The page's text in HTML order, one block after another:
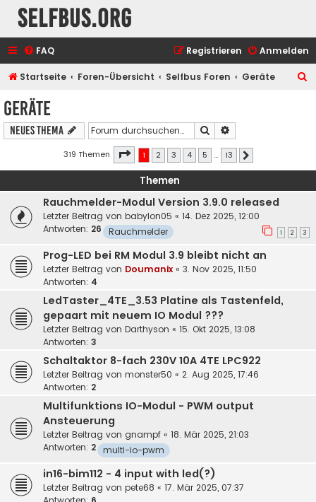
selfbus.org
FAQ Anmelden
Registrieren
Startseite Foren-Übersicht Selfbus Foren Geräte
Geräte
Neues Thema Suche
319 Themen Seite von13
1 2 3 4 5 … 13
Themen
Rauchmelder-Modul Version 3.9.0 released
Letzter Beitrag von babylon05 « 14. Dez 2025, 12:00
Antworten: 26 1 2 3
Rauchmelder
Prog-LED bei RM Modul 3.9 bleibt nicht an
Letzter Beitrag von Doumanix « 3. Nov 2025, 11:50
Antworten: 4
LedTaster_4TE_3.53 Platine als Tastenfeld,
gepaart mit neuem IO Modul ???
Letzter Beitrag von Darthyson « 15. Okt 2025, 13:08
Antworten: 3
Schaltaktor 8-fach 230V 10A 4TE LPC922
Letzter Beitrag von monster50 « 2. Aug 2025, 17:46
Antworten: 2
Multifunktions IO-Modul - PWM output
Ansteuerung
Letzter Beitrag von gnampf « 18. Mär 2025, 21:03
Antworten: 2 multi-io-pwm
in16-bim112 - 4 input with led(?)
Letzter Beitrag von pete68 « 17. Mär 2025, 07:37